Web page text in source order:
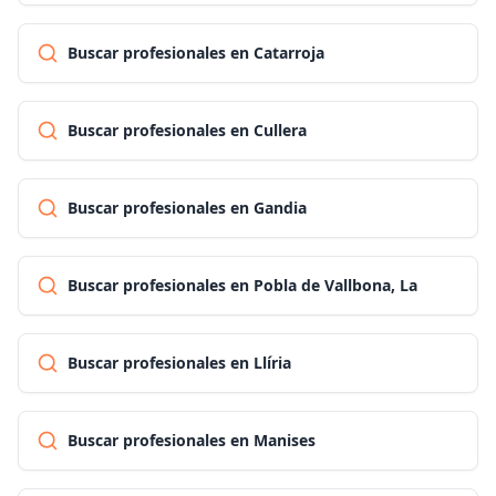
Buscar profesionales en Catarroja
Buscar profesionales en Cullera
Buscar profesionales en Gandia
Buscar profesionales en Pobla de Vallbona, La
Buscar profesionales en Llíria
Buscar profesionales en Manises